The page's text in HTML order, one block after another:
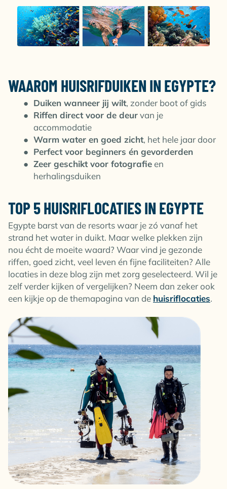
WAAROM HUISRIFDUIKEN IN EGYPTE?
Duiken wanneer jij wilt, zonder boot of gids
Riffen direct voor de deurvan je
accommodatie
Warm water en goed zicht, het hele jaar door
Perfect voor beginners én gevorderden
Zeer geschikt voor fotografieen
herhalingsduiken
TOP 5 HUISRIFLOCATIES IN EGYPTE
Egypte barst van de resorts waar je zó vanaf het
strand het water in duikt. Maar welke plekken zijn
nou écht de moeite waard? Waar vind je gezonde
riffen, goed zicht, veel leven én fijne faciliteiten? Alle
locaties in deze blog zijn met zorg geselecteerd. Wil je
zelf verder kijken of vergelijken? Neem dan zeker ook
een kijkje op de themapagina van de huisriflocaties.